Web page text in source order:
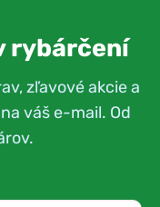
rybárčení
zľavové akcie a
váš e-mail. Od